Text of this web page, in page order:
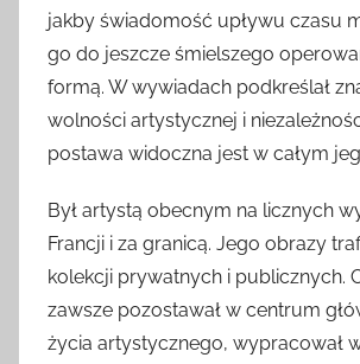
jakby świadomość upływu czasu
go do jeszcze śmielszego
formą. W wywiadach podkreślał
wolności artystycznej i
postawa widoczna jest w całym
Był artystą obecnym na licznych
Francji i za granicą. Jego obrazy
kolekcji prywatnych i publicznych.
zawsze pozostawał w centrum
życia artystycznego, wypracował